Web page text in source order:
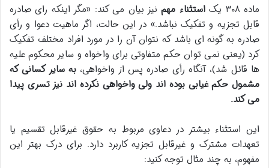
ماده ۳۰۸ یک استثناء مهمنیز بیان می کند: «مگر اینکه رای صادره
قابل تجزیه و تفکیک نباشد.» در این حالت، اگر ماهیت دعوا و رأی
صادره به گونه ای باشد که نتوان آن را در مورد افراد مختلف تفکیک
کرد (یعنی نمی توان حکم متفاوتی برای واخواه و سایر محکوم علیه
ها قائل شد)، آنگاه رأی صادره پس از واخواهی، به سایر کسانی که
مشمول حکم غیابی بوده اند ولی واخواهی نکرده اند نیز تسری پیدا
می کند.
این استثناء بیشتر در دعاوی مربوط به حقوق غیرقابل تقسیم یا
تعهدات مشترک و غیرقابل تجزیه کاربرد دارد. برای درک بهتر این
مفهوم، به چند مثال توجه کنید: